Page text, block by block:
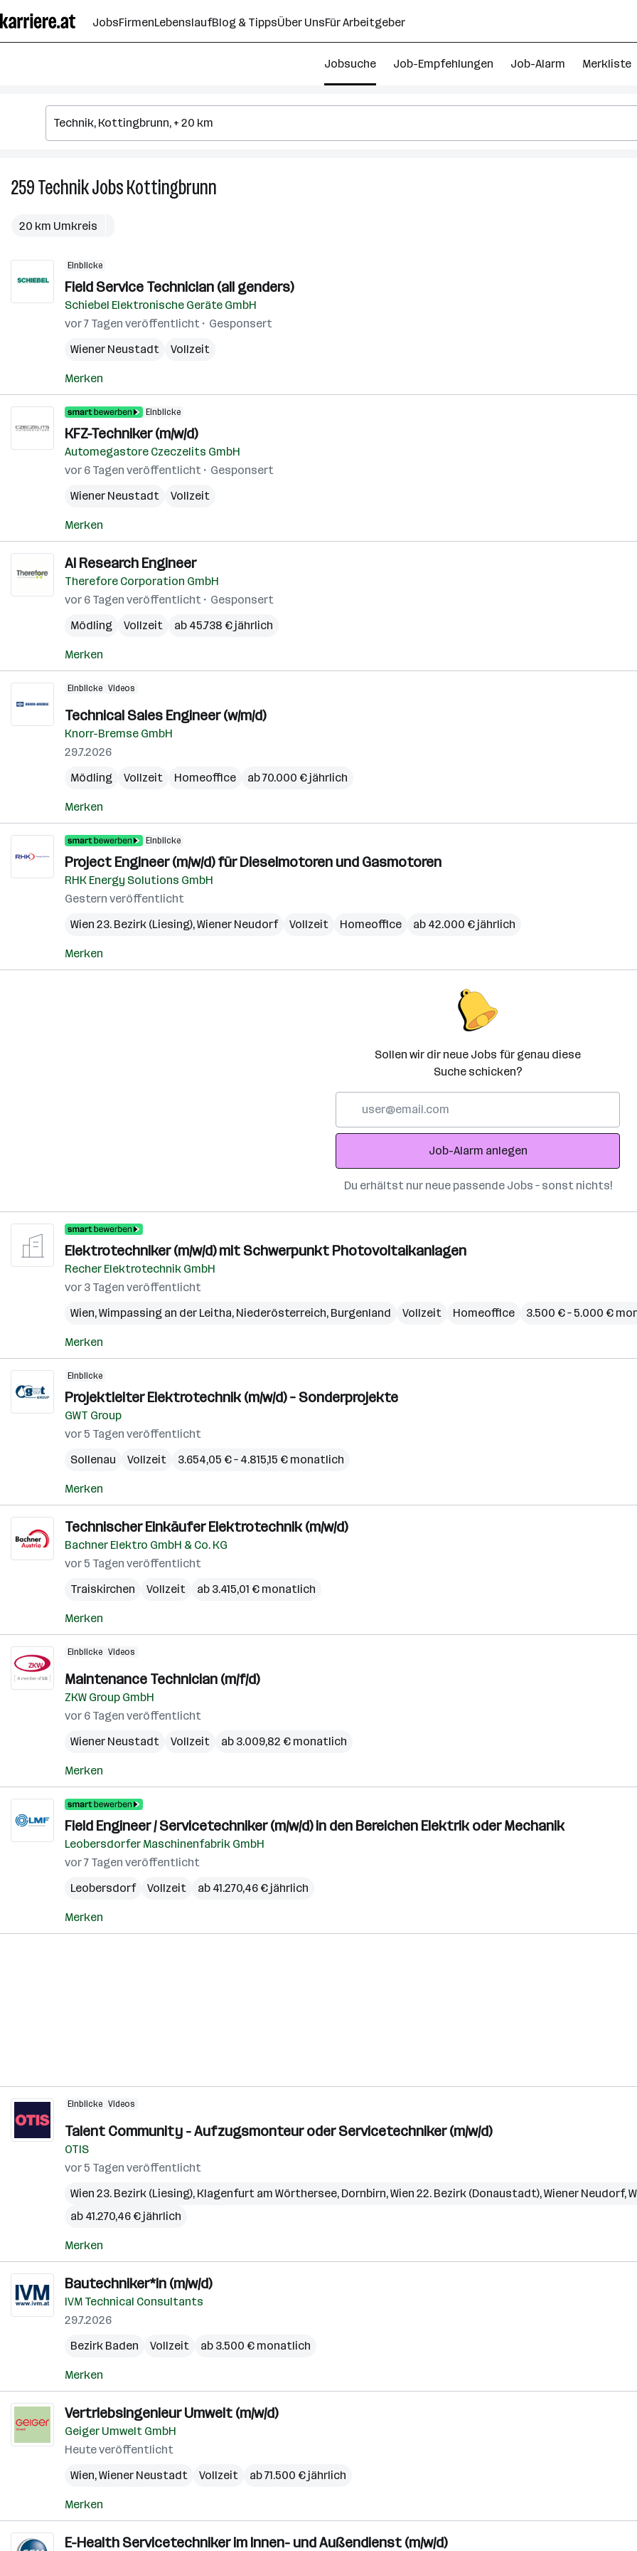
Seiteninhalt
springen
JobsFirmenLebenslaufBlog & TippsÜber UnsFür Arbeitgeber
Jobsuche Job-Empfehlungen Job-Alarm Merkliste
259TechnikJobsKottingbrunn
20 km Umkreis
Einblicke
Field Service Technician (all genders)
Schiebel Elektronische Geräte GmbH
vor 7 Tagen veröffentlicht
Gesponsert
Wiener Neustadt
Vollzeit
Merken
Einblicke
KFZ-Techniker (m/w/d)
Automegastore Czeczelits GmbH
vor 6 Tagen veröffentlicht
Gesponsert
Wiener Neustadt
Vollzeit
Merken
AI Research Engineer
Therefore Corporation GmbH
vor 6 Tagen veröffentlicht
Gesponsert
Mödling
Vollzeit ab 45.738 € jährlich
Merken
Einblicke Videos
Technical Sales Engineer (w/m/d)
Knorr-Bremse GmbH
29.7.2026
Mödling
Vollzeit Homeoffice ab 70.000 € jährlich
Merken
Einblicke
Project Engineer (m/w/d) für Dieselmotoren und Gasmotoren
RHK Energy Solutions GmbH
Gestern veröffentlicht
Wien 23. Bezirk (Liesing),Wiener Neudorf Vollzeit Homeoffice ab 42.000 € jährlich
Merken
Sollen wir dir neue Jobs für genau diese
Suche schicken?
Adresse
Job-Alarm anlegen
Du erhältst nur neue passende Jobs – sonst nichts!
Elektrotechniker (m/w/d) mit Schwerpunkt Photovoltaikanlagen
Recher Elektrotechnik GmbH
vor 3 Tagen veröffentlicht
Wien,Wimpassing an der Leitha, Niederösterreich, Burgenland Vollzeit Homeoffice 3.500 € – 5.000 €
Merken
Einblicke
Projektleiter Elektrotechnik (m/w/d) – Sonderprojekte
GWT Group
vor 5 Tagen veröffentlicht
Sollenau
Vollzeit 3.654,05 € – 4.815,15 € monatlich
Merken
Technischer Einkäufer Elektrotechnik (m/w/d)
Bachner Elektro GmbH & Co. KG
vor 5 Tagen veröffentlicht
Traiskirchen
Vollzeit ab 3.415,01 € monatlich
Merken
Einblicke Videos
Maintenance Technician (m/f/d)
ZKW Group GmbH
vor 6 Tagen veröffentlicht
Wiener Neustadt
Vollzeit ab 3.009,82 € monatlich
Merken
Field Engineer / Servicetechniker (m/w/d) in den Bereichen Elektrik oder Mechanik
Leobersdorfer Maschinenfabrik GmbH
vor 7 Tagen veröffentlicht
Leobersdorf
Vollzeit ab 41.270,46 € jährlich
Merken
Einblicke Videos
Talent Community - Aufzugsmonteur oder Servicetechniker (m/w/d)
OTIS
vor 5 Tagen veröffentlicht
Wien 23. Bezirk (Liesing), Klagenfurt am Wörthersee, Dornbirn,Wien 22. Bezirk (Donaustadt),Wiener Neudorf,
ab 41.270,46 € jährlich
Merken
Bautechniker*in (m/w/d)
IVM Technical Consultants
29.7.2026
Bezirk Baden
Vollzeit ab 3.500 € monatlich
Merken
Vertriebsingenieur Umwelt (m/w/d)
Geiger Umwelt GmbH
Heute veröffentlicht
Wien,Wiener Neustadt Vollzeit ab 71.500 € jährlich
Merken
E-Health Servicetechniker im Innen- und Außendienst (m/w/d)